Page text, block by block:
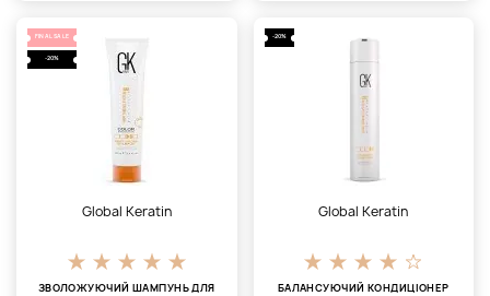
FINAL SALE
-20%
Global Keratin
ЗВОЛОЖУЮЧИЙ ШАМПУНЬ ДЛЯ
-20%
Global Keratin
БАЛАНСУЮЧИЙ КОНДИЦІОНЕР